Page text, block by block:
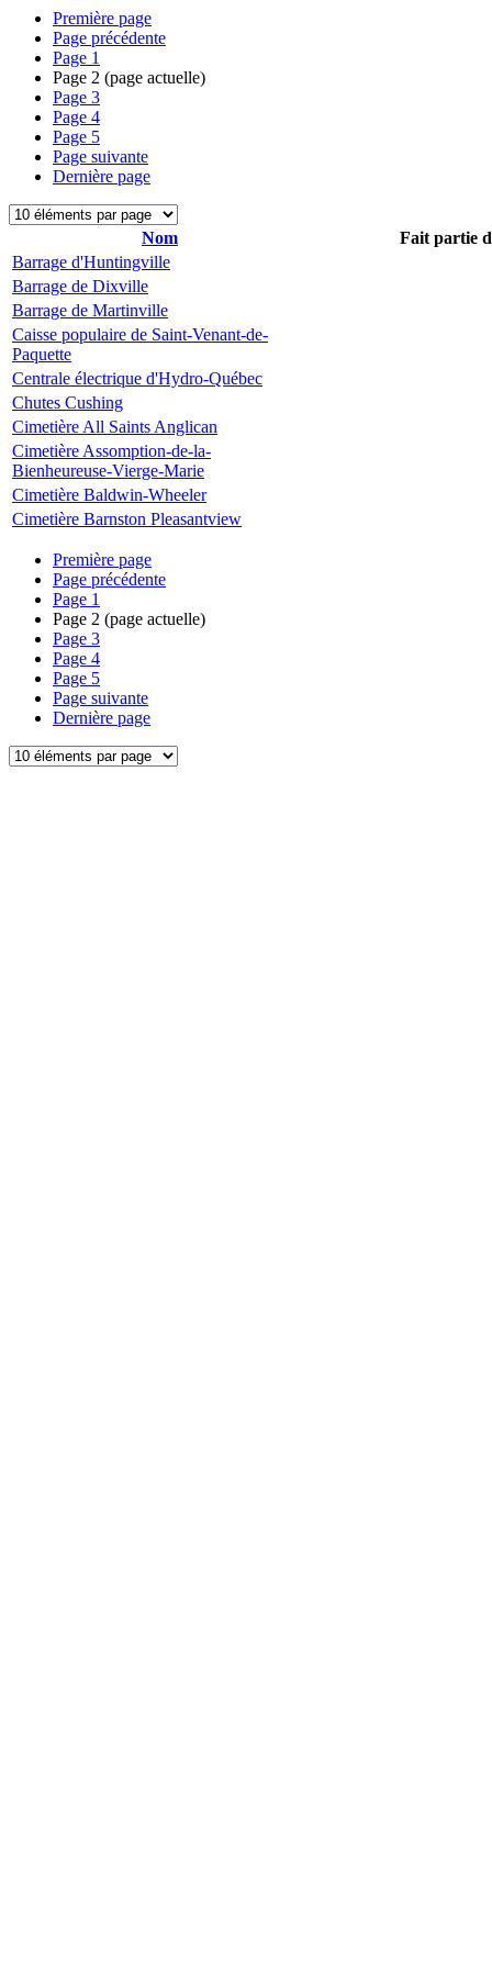
Première page
Page précédente
Page 1
Page 2 (page actuelle)
Page 3
Page 4
Page 5
Page suivante
Dernière page
Nom
Fait partie
Barrage d'Huntingville
Barrage de Dixville
Barrage de Martinville
Caisse populaire de Saint-Venant-de-
Paquette
Centrale électrique d'Hydro-Québec
Chutes Cushing
Cimetière All Saints Anglican
Cimetière Assomption-de-la-
Bienheureuse-Vierge-Marie
Cimetière Baldwin-Wheeler
Cimetière Barnston Pleasantview
Première page
Page précédente
Page 1
Page 2 (page actuelle)
Page 3
Page 4
Page 5
Page suivante
Dernière page